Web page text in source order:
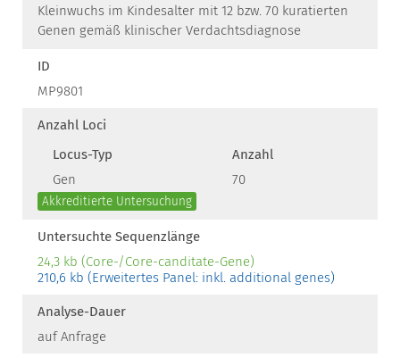
Kleinwuchs im Kindesalter mit 12 bzw. 70 kuratierten
Genen gemäß klinischer Verdachtsdiagnose
ID
MP9801
Anzahl Loci
Locus-Typ
Anzahl
Gen
70
Akkreditierte Untersuchung
Untersuchte Sequenzlänge
24,3 kb (Core-/Core-canditate-Gene)
210,6 kb (Erweitertes Panel: inkl. additional genes)
Analyse-Dauer
auf Anfrage